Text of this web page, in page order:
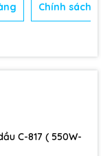
Chính sách
C-817 ( 550W-